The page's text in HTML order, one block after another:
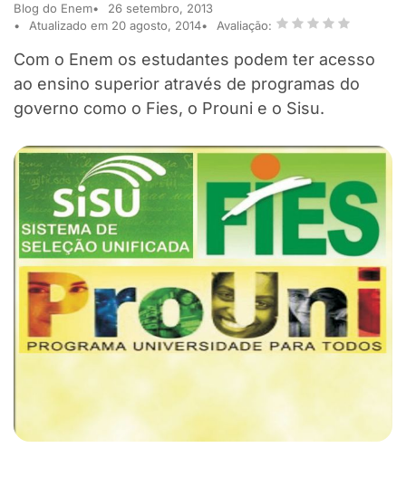
Blog do Enem
26 setembro, 2013
Atualizado em 20 agosto, 2014
Avaliação:
Com o Enem os estudantes podem ter acesso
ao ensino superior através de programas do
governo como o Fies, o Prouni e o Sisu.